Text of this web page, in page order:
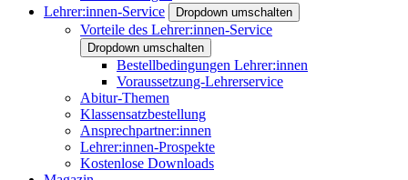
Lehrer:innen-Service
Dropdown umschalten
Vorteile des Lehrer:innen-Service
Dropdown umschalten
Bestellbedingungen Lehrer:innen
Voraussetzung-Lehrerservice
Abitur-Themen
Klassensatzbestellung
Ansprechpartner:innen
Lehrer:innen-Prospekte
Kostenlose Downloads